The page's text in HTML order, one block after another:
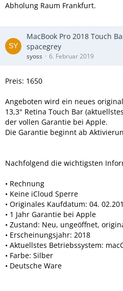
Abholung Raum Frankfurt.
MacBook Pro 2018 Touch
spacegrey
syoss 6. Februar 2019
Preis: 1650
Angeboten wird ein neues
13,3" Retina Touch Bar
der vollen Garantie bei Apple.
Die Garantie beginnt ab
Nachfolgend die wichtigsten
• Rechnung
• Keine iCloud Sperre
• Originales Kaufdatum: 04.
• 1 Jahr Garantie bei Apple
• Zustand: Neu, ungeöffnet,
• Erscheinungsjahr: 2018
• Aktuellstes Betriebssystem:
• Farbe: Silber
• Deutsche Ware